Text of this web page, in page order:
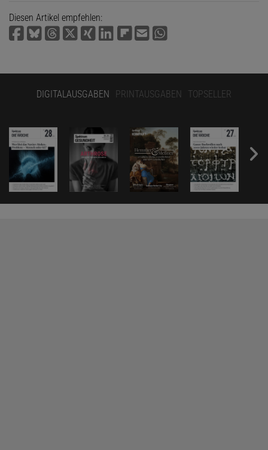
Diesen Artikel empfehlen:
DIGITALAUSGABEN PRINTAUSGABEN TOPSELLER